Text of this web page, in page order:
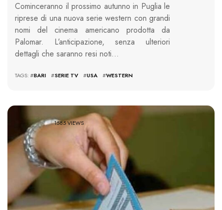
Cominceranno il prossimo autunno in Puglia le
riprese di una nuova serie western con grandi
nomi del cinema americano prodotta da
Palomar. L’anticipazione, senza ulteriori
dettagli che saranno resi noti…
TAGS: #BARI #SERIE TV #USA #WESTERN
1585 VIEWS